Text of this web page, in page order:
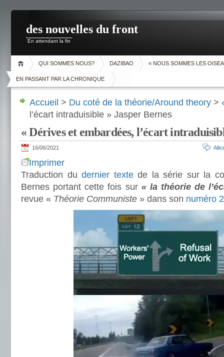
des nouvelles du front
En attendant la fin
QUI SOMMES NOUS? DAZIBAO « NOUS SOMMES LES
EN PASSANT PAR LA CHRONIQUE
Accueil > Du coté de la théorie/Around theory >
l’écart intraduisible » Jasper Bernes
« Dérives et embardées, l’écart
16/06/2021
Imprimer
Traduction dudernier textede la série sur la
Bernes portant cette fois sur « la théorie de
revue « Théorie Communiste » dans son numéro